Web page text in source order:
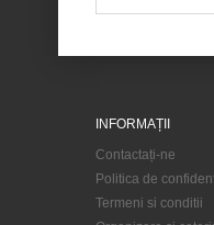
INFORMAȚII
Contactați-ne
Politica de
Termeni si conditii